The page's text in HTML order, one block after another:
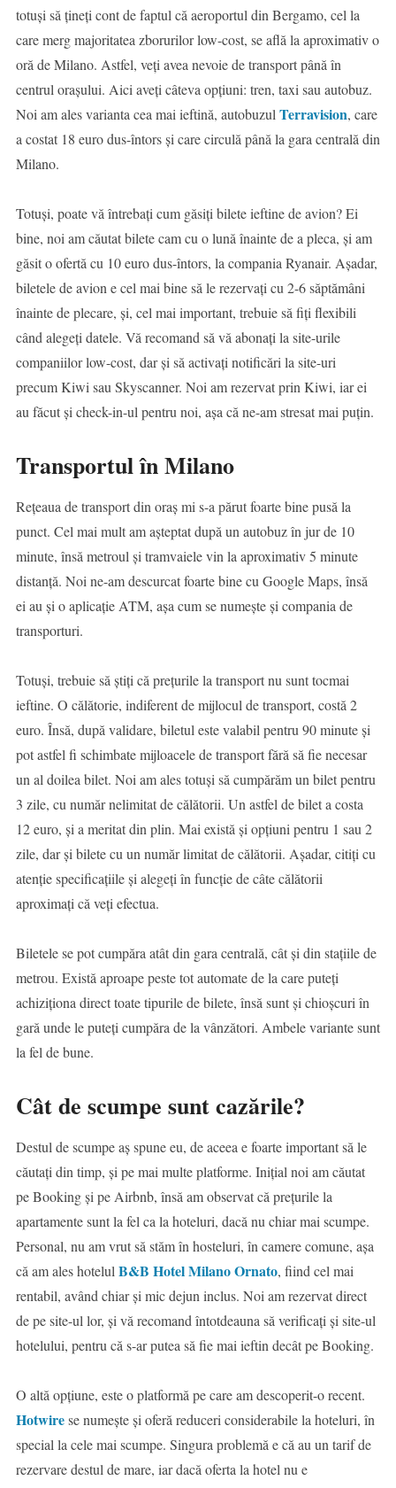
totuși să țineți cont de faptul că aeroportul din Bergamo, cel la
care merg majoritatea zborurilor low-cost, se află la aproximativ o
oră de Milano. Astfel, veți avea nevoie de transport până în
centrul orașului. Aici aveți câteva opțiuni: tren, taxi sau autobuz.
Noi am ales varianta cea mai ieftină, autobuzul Terravision, care
a costat 18 euro dus-întors și care circulă până la gara centrală din
Milano.
Totuși, poate vă întrebați cum găsiți bilete ieftine de avion? Ei
bine, noi am căutat bilete cam cu o lună înainte de a pleca, și am
găsit o ofertă cu 10 euro dus-întors, la compania Ryanair. Așadar,
biletele de avion e cel mai bine să le rezervați cu 2-6 săptămâni
înainte de plecare, și, cel mai important, trebuie să fiți flexibili
când alegeți datele. Vă recomand să vă abonați la site-urile
companiilor low-cost, dar și să activați notificări la site-uri
precum Kiwi sau Skyscanner. Noi am rezervat prin Kiwi, iar ei
au făcut și check-in-ul pentru noi, așa că ne-am stresat mai puțin.
Transportul în Milano
Rețeaua de transport din oraș mi s-a părut foarte bine pusă la
punct. Cel mai mult am așteptat după un autobuz în jur de 10
minute, însă metroul și tramvaiele vin la aproximativ 5 minute
distanță. Noi ne-am descurcat foarte bine cu Google Maps, însă
ei au și o aplicație ATM, așa cum se numește și compania de
transporturi.
Totuși, trebuie să știți că prețurile la transport nu sunt tocmai
ieftine. O călătorie, indiferent de mijlocul de transport, costă 2
euro. Însă, după validare, biletul este valabil pentru 90 minute și
pot astfel fi schimbate mijloacele de transport fără să fie necesar
un al doilea bilet. Noi am ales totuși să cumpărăm un bilet pentru
3 zile, cu număr nelimitat de călătorii. Un astfel de bilet a costa
12 euro, și a meritat din plin. Mai există și opțiuni pentru 1 sau 2
zile, dar și bilete cu un număr limitat de călătorii. Așadar, citiți cu
atenție specificațiile și alegeți în funcție de câte călătorii
aproximați că veți efectua.
Biletele se pot cumpăra atât din gara centrală, cât și din stațiile de
metrou. Există aproape peste tot automate de la care puteți
achiziționa direct toate tipurile de bilete, însă sunt și chioșcuri în
gară unde le puteți cumpăra de la vânzători. Ambele variante sunt
la fel de bune.
Cât de scumpe sunt cazările?
Destul de scumpe aș spune eu, de aceea e foarte important să le
căutați din timp, și pe mai multe platforme. Inițial noi am căutat
pe Booking și pe Airbnb, însă am observat că prețurile la
apartamente sunt la fel ca la hoteluri, dacă nu chiar mai scumpe.
Personal, nu am vrut să stăm în hosteluri, în camere comune, așa
că am ales hotelul B&B Hotel Milano Ornato, fiind cel mai
rentabil, având chiar și mic dejun inclus. Noi am rezervat direct
de pe site-ul lor, și vă recomand întotdeauna să verificați și site-ul
hotelului, pentru că s-ar putea să fie mai ieftin decât pe Booking.
O altă opțiune, este o platformă pe care am descoperit-o recent.
Hotwirese numește și oferă reduceri considerabile la hoteluri, în
special la cele mai scumpe. Singura problemă e că au un tarif de
rezervare destul de mare, iar dacă oferta la hotel nu e